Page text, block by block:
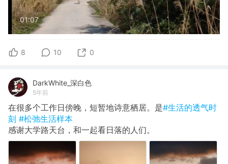
01:07
8 10 0
DarkWhite_深白色
5年前
在很多个工作日傍晚，短暂地诗意栖居。是#生活的透气时
刻 #松弛生活样本
感谢大学路天台，和一起看日落的人们。